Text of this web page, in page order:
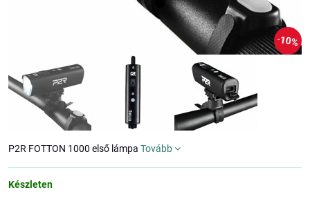
10%
P2R FOTTON 1000 első lámpa Tovább
Készleten